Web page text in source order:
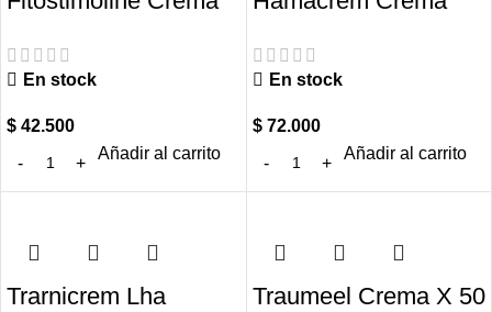
En stock
$ 42.500
Añadir al carrito
En stock
$72.000
Añadir al carrito
Trarnicrem Lha
Traumeel Crema X 50